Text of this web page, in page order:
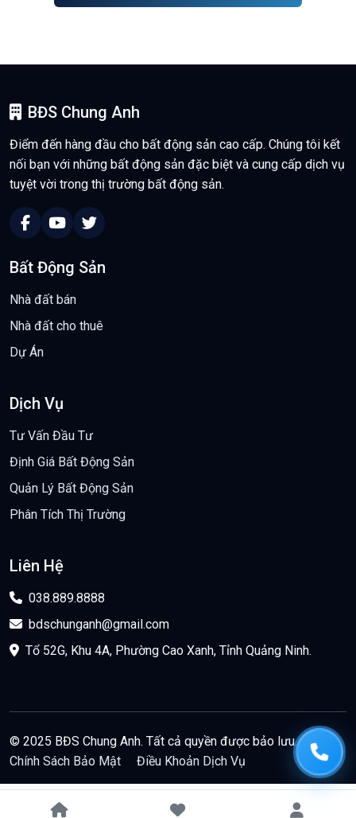
BĐS Chung Anh
Điểm đến hàng đầu cho bất động sản cao cấp. Chúng tôi kết
nối bạn với những bất động sản đặc biệt và cung cấp dịch vụ
tuyệt vời trong thị trường bất động sản.
Bất Động Sản
Nhà đất bán
Nhà đất cho thuê
Dự Án
Dịch Vụ
Tư Vấn Đầu Tư
Định Giá Bất Động Sản
Quản Lý Bất Động Sản
Phân Tích Thị Trường
Liên Hệ
038.889.8888
bdschunganh@gmail.com
Tổ 52G, Khu 4A, Phường Cao Xanh, Tỉnh Quảng Ninh.
© 2025 BĐS Chung Anh. Tất cả quyền được bảo lưu.
Chính Sách Bảo Mật
Điều Khoản Dịch Vụ